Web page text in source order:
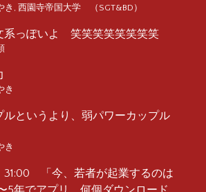
き 西園寺帝国大学 （SGT&BD）
系っぽいよ 笑笑笑笑笑笑笑笑
き
ルというより、弱パワーカップル
き
「今、若者が起業するのは